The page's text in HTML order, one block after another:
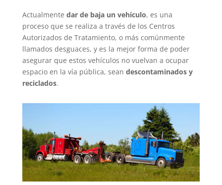
Actualmente dar de baja un vehículo, es una
proceso que se realiza a través de los Centros
Autorizados de Tratamiento, o más comúnmente
llamados desguaces, y es la mejor forma de poder
asegurar que estos vehículos no vuelvan a ocupar
espacio en la vía pública, sean descontaminados y
reciclados.